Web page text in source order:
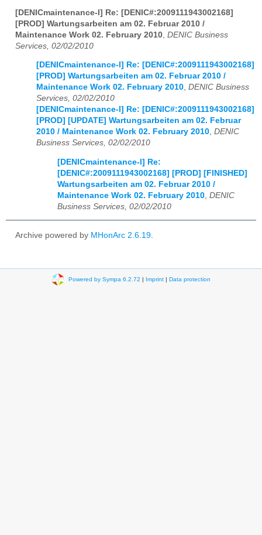
[DENICmaintenance-l] Re: [DENIC#:2009111943002168]
[PROD] Wartungsarbeiten am 02. Februar 2010 /
Maintenance Work 02. February 2010 DENIC Business
Services, 02/02/2010
[DENICmaintenance-l] Re: [DENIC#:2009111943002168]
[PROD] Wartungsarbeiten am 02. Februar 2010 /
Maintenance Work 02. February 2010, DENIC Business
Services, 02/02/2010
[DENICmaintenance-l] Re: [DENIC#:2009111943002168]
[PROD] [UPDATE] Wartungsarbeiten am 02. Februar
2010 / Maintenance Work 02. February 2010, DENIC
Business Services, 02/02/2010
[DENICmaintenance-l] Re:
[DENIC#:2009111943002168] [PROD] [FINISHED]
Wartungsarbeiten am 02. Februar 2010 /
Maintenance Work 02. February 2010 DENIC
Business Services, 02/02/2010
Archive powered by MHonArc 2.6.19
Powered by Sympa 6.2.72 | Imprint| Data protection